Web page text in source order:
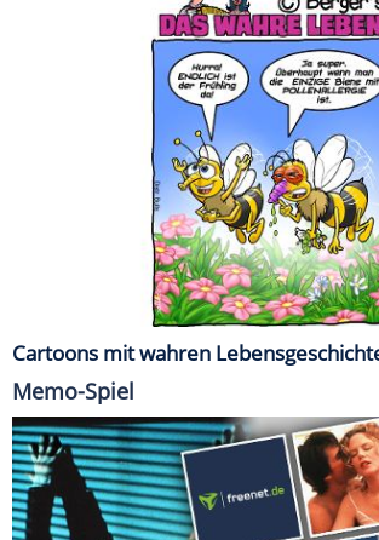
Cartoons mit wahren
Memo-Spiel